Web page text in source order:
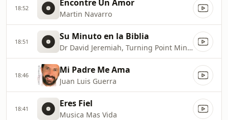
18:52 Encontre Un Amor
Martin Navarro
18:51 Su Minuto en la Biblia
Dr David Jeremiah, Turning Point Ministries
18:46 Mi Padre Me Ama
Juan Luis Guerra
18:41 Eres Fiel
Musica Mas Vida